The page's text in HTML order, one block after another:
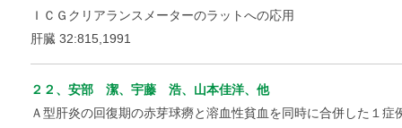
ＩＣＧクリアランスメーターのラットへの応用
肝臓 32:815,1991
２２、安部 潔、宇藤 浩、山本佳洋、他
Ａ型肝炎の回復期の赤芽球癆と溶血性貧血を同時に合併した１症